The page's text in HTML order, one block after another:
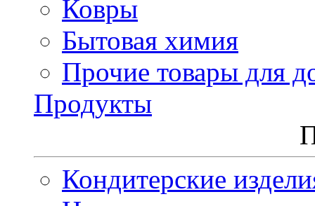
Ковры
Бытовая химия
Прочие товары для
Продукты
Кондитерские